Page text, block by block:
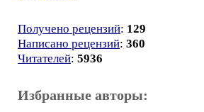
Получено рецензий: 129
Написано рецензий: 360
Читателей: 5936
Избранные авторы: